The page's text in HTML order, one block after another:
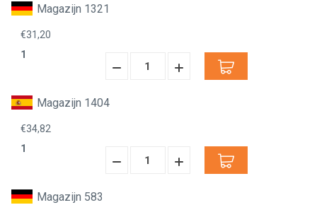
Magazijn 1321
€31,20
1
Hoeveelheid
Hoeveelheid
Magazijn 1404
€34,82
1
Hoeveelheid
Hoeveelheid
Magazijn 583